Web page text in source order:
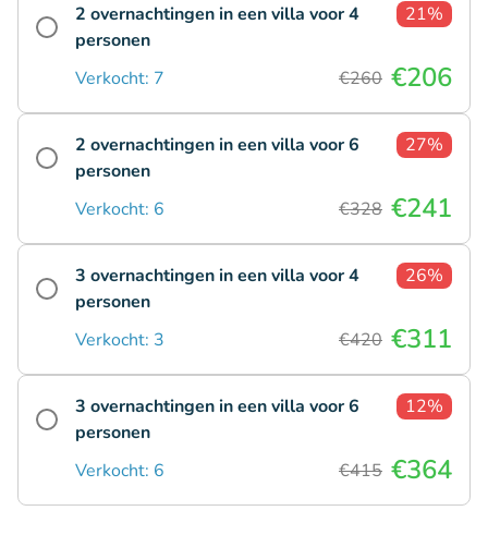
2 overnachtingen in een villa voor 4
personen
21%
Verkocht: 7 €260 €206
2 overnachtingen in een villa voor 6
personen
27%
Verkocht: 6 €328 €241
3 overnachtingen in een villa voor 4
personen
26%
Verkocht: 3 €420 €311
3 overnachtingen in een villa voor 6
personen
12%
Verkocht: 6 €415 €364